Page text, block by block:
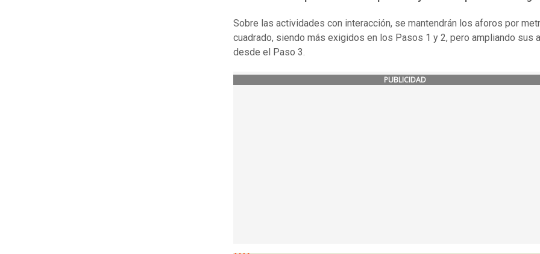
Sobre las actividades con interacción, se mantendrán los aforos por
cuadrado, siendo más exigidos en los Pasos 1 y 2, pero ampliando sus
desde el Paso 3.
PUBLICIDAD